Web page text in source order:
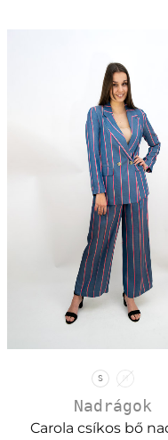
S M
Nadrágok
Carola csíkos bő